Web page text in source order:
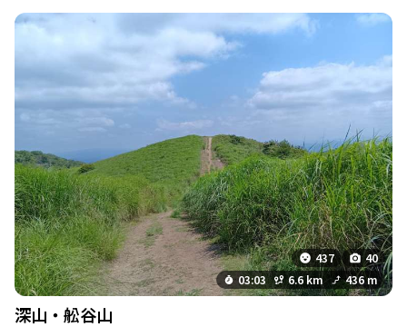
437
40
03:03
6.6 km 436 m
深山・舩谷山